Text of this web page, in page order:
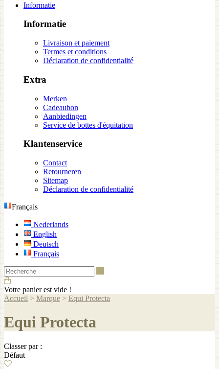
Informatie
Informatie
Livraison et paiement
Termes et conditions
Déclaration de confidentialité
Extra
Merken
Cadeaubon
Aanbiedingen
Service de bottes d'équitation
Klantenservice
Contact
Retourneren
Sitemap
Déclaration de confidentialité
Français
Nederlands
English
Deutsch
Français
Votre panier est vide !
Accueil > Marque > Equi Protecta
Equi Protecta
Classer par :
Défaut